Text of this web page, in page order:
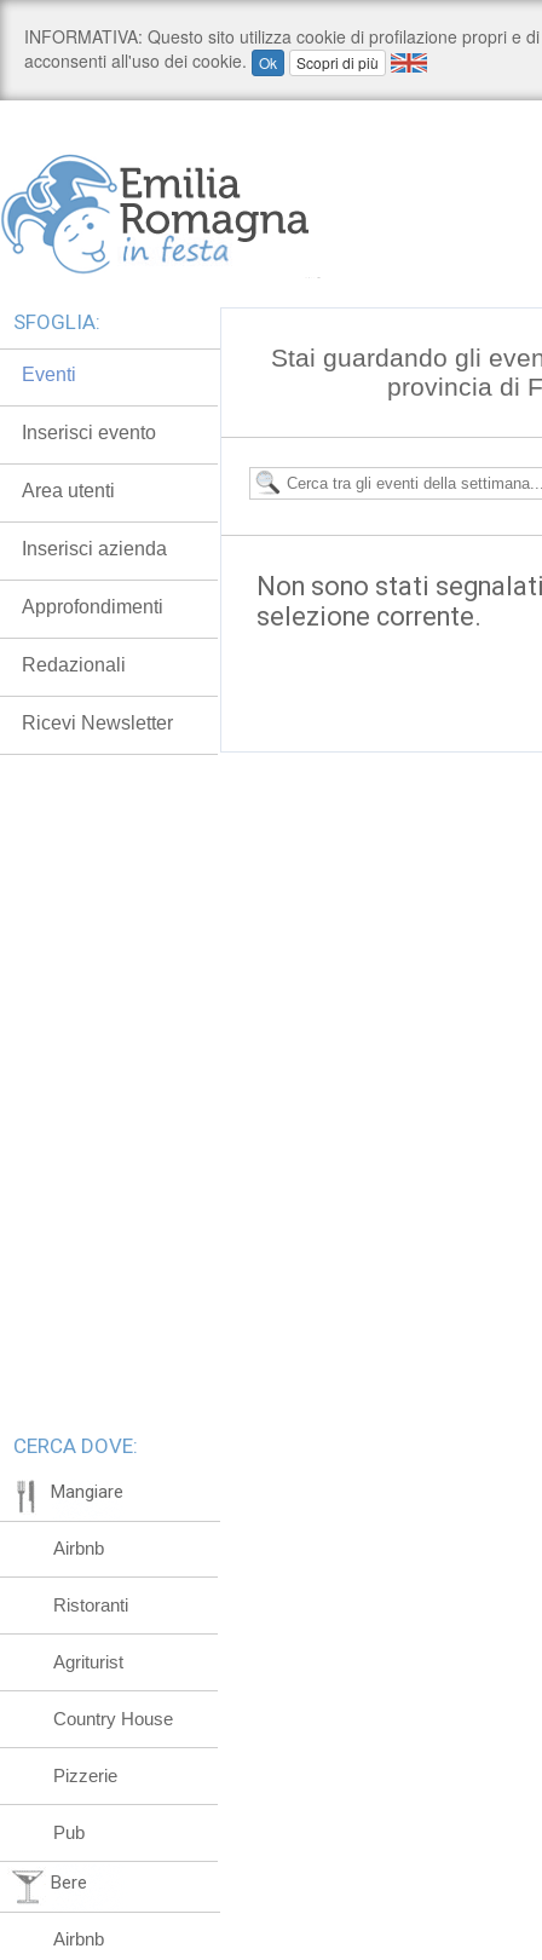
Stai guardando gli
provincia di
Non sono stati
selezione corrente.
SFOGLIA:
Eventi
Inserisci evento
Area utenti
Inserisci azienda
Approfondimenti
Redazionali
Ricevi Newsletter
CERCA DOVE:
Mangiare
Airbnb
Ristoranti
Agriturist
Country House
Pizzerie
Pub
Bere
Airbnb